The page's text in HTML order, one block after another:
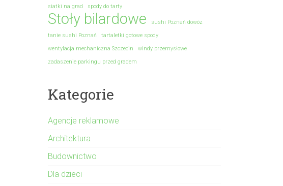
siatki na grad spody do tarty
Stoły bilardowe
sushi Poznań dowóz
tanie sushi Poznań
tartaletki gotowe spody
wentylacja mechaniczna Szczecin
windy przemysłowe
zadaszenie parkingu przed gradem
Kategorie
Agencje reklamowe
Architektura
Budownictwo
Dla dzieci